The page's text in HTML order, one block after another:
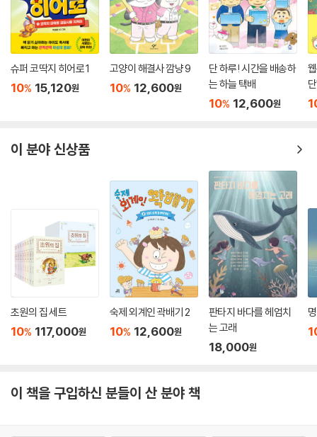
어른일 필요는 없다는 것, 그리고 작은 용기 하나가 큰 기적이 될 수 있다는
거예요. 아픈 친구 곁에 머물러 주는 것, 걱정하는 마음으로 방법을 찾아보
는 것, 그 작은 행동 하나하나가 누군 가를 살리는 첫걸음이 될 수 있답니
다.
이 책을 덮을 때, 여러분의 마음속에 “나도 누군가에게 도움이 될 수 있
-과학 동화작가 지은지
슈퍼 코딱지 히어로 1
10% 15,120원
고양이 해결사 깜냥 9
10% 12,600원
단 하루! 시간을 배송하
는 하늘 택배
10% 12,600원
이 분야 신상품
초원의 집 세트
10% 117,000원
숙제 외계인 곽배기 2
10% 12,600원
판타지 바다를 헤엄치
는 고래
18,000원
이 책을 구입하신 분들이 산 분야 책